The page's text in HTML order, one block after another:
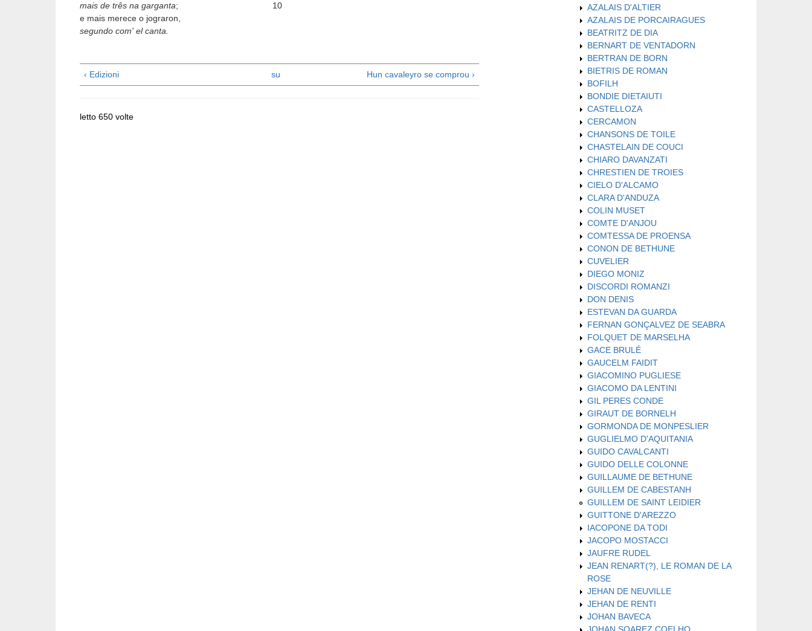
mais de três na garganta; 10
e mais merece o jograron,
segundo com' el canta.
‹ Edizioni su Hun cavaleyro se comprou ›
letto 650 volte
AZALAIS D'ALTIER
AZALAIS DE PORCAIRAGUES
BEATRITZ DE DIA
BERNART DE VENTADORN
BERTRAN DE BORN
BIETRIS DE ROMAN
BOFILH
BONDIE DIETAIUTI
CASTELLOZA
CERCAMON
CHANSONS DE TOILE
CHASTELAIN DE COUCI
CHIARO DAVANZATI
CHRESTIEN DE TROIES
CIELO D'ALCAMO
CLARA D'ANDUZA
COLIN MUSET
COMTE D'ANJOU
COMTESSA DE PROENSA
CONON DE BETHUNE
CUVELIER
DIEGO MONIZ
DISCORDI ROMANZI
DON DENIS
ESTEVAN DA GUARDA
FERNAN GONÇALVEZ DE SEABRA
FOLQUET DE MARSELHA
GACE BRULÉ
GAUCELM FAIDIT
GIACOMINO PUGLIESE
GIACOMO DA LENTINI
GIL PERES CONDE
GIRAUT DE BORNELH
GORMONDA DE MONPESLIER
GUGLIELMO D'AQUITANIA
GUIDO CAVALCANTI
GUIDO DELLE COLONNE
GUILLAUME DE BETHUNE
GUILLEM DE CABESTANH
GUILLEM DE SAINT LEIDIER
GUITTONE D'AREZZO
IACOPONE DA TODI
JACOPO MOSTACCI
JAUFRE RUDEL
JEAN RENART(?), LE ROMAN DE LA
ROSE
JEHAN DE NEUVILLE
JEHAN DE RENTI
JOHAN BAVECA
JOHAN SOAREZ COELHO